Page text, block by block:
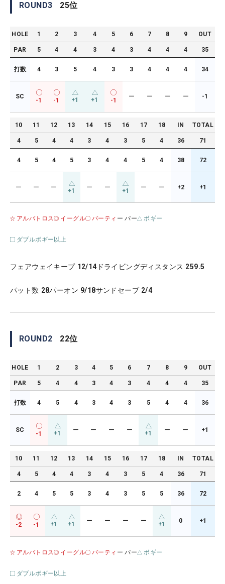
ROUND3 25位
HOLE 1 2 3 4 5 6 7 8 9 OUT
PAR 5 4 4 3 4 3 4 4 4 35
打数 4 3 5 4 3 3 4 4 4 34
SC
-1 -1 +1 +1 -1
ー ー ー ー -1
10 11 12 13 14 15 16 17 18 IN TOTAL
4 5 4 4 3 4 3 5 4 36 71
4 5 4 5 3 4 4 5 4 38 72
ー ー ー +1 ー ー +1 ー ー +2 +1
アルバトロス イーグル バーティ ー パー ボギー
ダブルボギー以上
フェアウェイキープ 12/14 ドライビングディスタンス 259.5
パット数 28パーオン 9/18サンドセーブ 2/4
ROUND2 22位
HOLE 1 2 3 4 5 6 7 8 9 OUT
PAR 5 4 4 3 4 3 4 4 4 35
打数 4 5 4 3 4 3 5 4 4 36
SC
-1 +1 ー ー ー ー +1 ー ー +1
10 11 12 13 14 15 16 17 18 IN TOTAL
4 5 4 4 3 4 3 5 4 36 71
2 4 5 5 3 4 3 5 5 36 72
-2 -1 +1 +1 ー ー ー ー +1 0 +1
アルバトロス イーグル バーティ ー パー ボギー
ダブルボギー以上